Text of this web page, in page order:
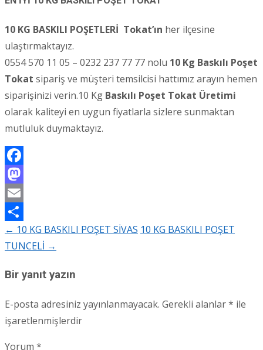
10 KG BASKILI POŞETLERİ Tokat’ın her ilçesine
ulaştırmaktayız.
0554 570 11 05 – 0232 237 77 77 nolu 10 Kg Baskılı Poşet
Tokat sipariş ve müşteri temsilcisi hattımız arayın hemen
siparişinizi verin.10 Kg Baskılı Poşet Tokat Üretimi
olarak kaliteyi en uygun fiyatlarla sizlere sunmaktan
mutluluk duymaktayız.
Facebook
Mastodon
Email
Share
Post
← 10 KG BASKILI POŞET SİVAS 10 KG BASKILI POŞET
TUNCELİ →
Bir yanıt yazın
E-posta adresiniz yayınlanmayacak. Gerekli alanlar* ile
işaretlenmişlerdir
Yorum *